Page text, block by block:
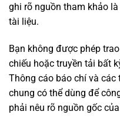
ghi rõ nguồn tham khảo
tài liệu.
Bạn không được phép
chiếu hoặc truyền tải bất
Thông cáo báo chí và
chung có thể dùng để
phải nêu rõ nguồn gốc